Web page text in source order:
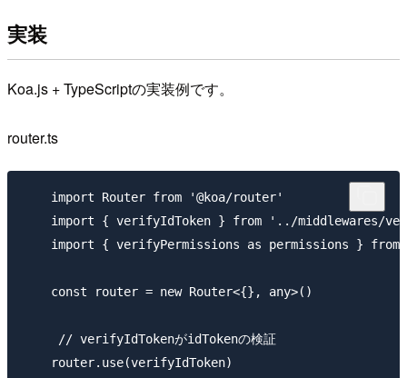
実装
Koa.js + TypeScriptの実装例です。
router.ts
    import Router from '@koa/router'
import { verifyIdToken } from '../middlewares/
import { verifyPermissions as permissions }
    const router = new Router<{}, any>()
     // verifyIdTokenがidTokenの検証
    router.use(verifyIdToken)